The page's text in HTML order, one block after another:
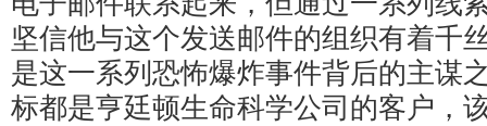
坚信他与这个发送邮件的组织有着千
是这一系列恐怖爆炸事件背后的主谋
标都是亨廷顿生命科学公司的客户，